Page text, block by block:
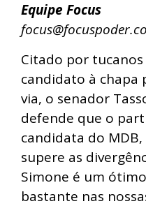
Equipe Focus
Citado por
candidato à chapa
via, o senador
defende que o
candidata do MDB,
supere as
Simone é um
bastante nas